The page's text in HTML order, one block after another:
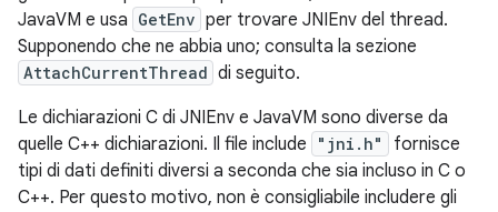
JavaVM e usa GetEnv per trovare JNIEnv del thread.
Supponendo che ne abbia uno; consulta la sezione
AttachCurrentThread di seguito.
Le dichiarazioni C di JNIEnv e JavaVM sono diverse da
quelle C++ dichiarazioni. Il file include
"jni.h"
fornisce
tipi di dati definiti diversi a seconda che sia incluso in C o
C++. Per questo motivo, non è consigliabile includere gli